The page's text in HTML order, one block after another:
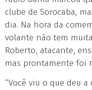
clube de Sorocaba,
dia. Na hora da
volante não tem
Roberto, atacante,
mas prontamente foi
“Você viu o que deu